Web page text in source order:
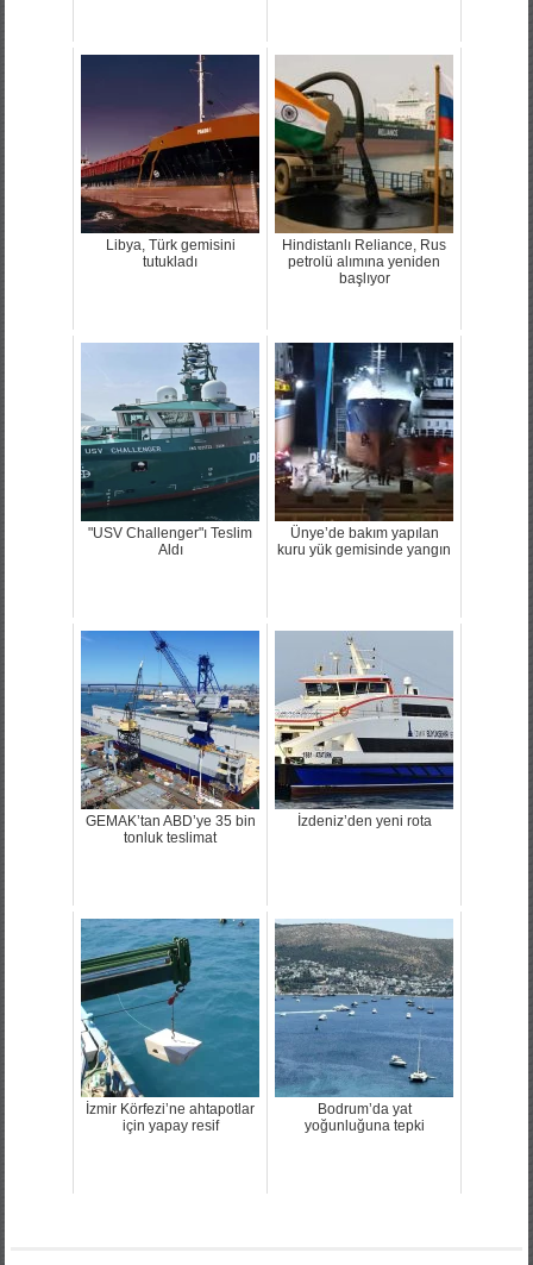
Libya, Türk gemisini
tutukladı
Hindistanlı Reliance, Rus
petrolü alımına yeniden
başlıyor
"USV Challenger"ı Teslim
Aldı
Ünye’de bakım yapılan
kuru yük gemisinde yangın
GEMAK’tan ABD’ye 35 bin
tonluk teslimat
İzdeniz’den yeni rota
İzmir Körfezi’ne ahtapotlar
için yapay resif
Bodrum’da yat
yoğunluğuna tepki